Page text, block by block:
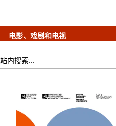
电影、戏剧和电视